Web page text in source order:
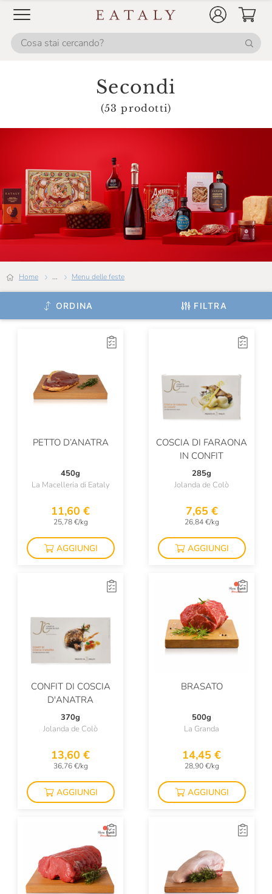
Secondi
(53 prodotti)
Home ... Menu delle feste
ORDINA FILTRA
PETTO D’ANATRA
450g
La Macelleria di Eataly
11,60 €
25,78 €/kg
AGGIUNGI
COSCIA DI FARAONA
IN CONFIT
285g
Jolanda de Colò
7,65 €
26,84 €/kg
AGGIUNGI
CONFIT DI COSCIA
D'ANATRA
370g
Jolanda de Colò
13,60 €
36,76 €/kg
AGGIUNGI
BRASATO
500g
La Granda
14,45 €
28,90 €/kg
AGGIUNGI